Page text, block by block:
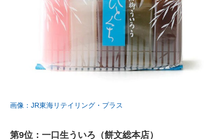
画像：JR東海リテイリング・プラス
第9位：一口生ういろ（餅文総本店）